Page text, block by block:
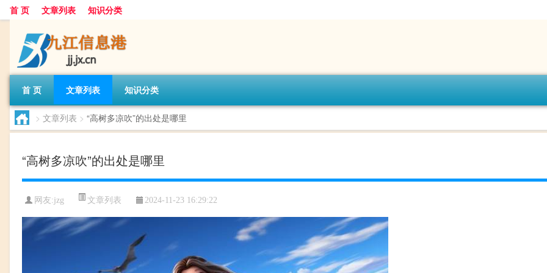
首 页 文章列表 知识分类
首 页 文章列表 知识分类
> 文章列表 > “高树多凉吹”的出处是哪里
“高树多凉吹”的出处是哪里
网友:jzg 文章列表 2024-11-23 16:29:22